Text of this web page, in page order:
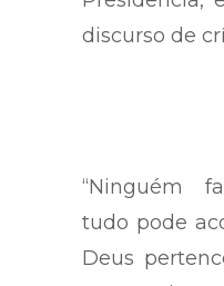
depois
Presidência,
“Ninguém
tudo pode